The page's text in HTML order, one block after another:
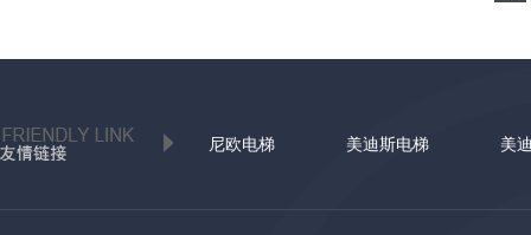
尼欧电梯 美迪斯电梯 美